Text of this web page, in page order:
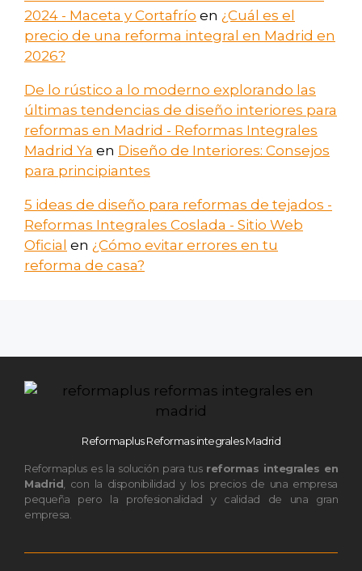
2024 - Maceta y Cortafrío en ¿Cuál es el
precio de una reforma integral en Madrid en
2026?
De lo rústico a lo moderno explorando las
últimas tendencias de diseño interiores para
reformas en Madrid - Reformas Integrales
Madrid Ya en Diseño de Interiores: Consejos
para principiantes
5 ideas de diseño para reformas de tejados -
Reformas Integrales Coslada - Sitio Web
Oficial en ¿Cómo evitar errores en tu
reforma de casa?
Reformaplus Reformas integrales Madrid
Reformaplus es la solución para tus reformas integrales en
Madrid , con la disponibilidad y los precios de una empresa
pequeña pero la profesionalidad y calidad de una gran
empresa.